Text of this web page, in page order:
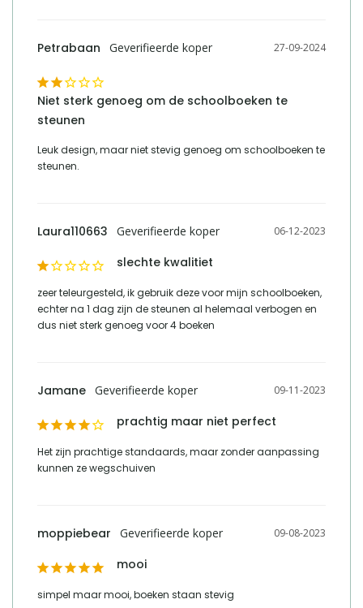
27-09-2024
Petrabaan
Niet sterk genoeg om de schoolboeken te
steunen
Leuk design, maar niet stevig genoeg om schoolboeken te
steunen.
06-12-2023
Laura110663
slechte kwalitiet
zeer teleurgesteld, ik gebruik deze voor mijn schoolboeken,
echter na 1 dag zijn de steunen al helemaal verbogen en
dus niet sterk genoeg voor 4 boeken
09-11-2023
Jamane
prachtig maar niet perfect
Het zijn prachtige standaards, maar zonder aanpassing
kunnen ze wegschuiven
09-08-2023
moppiebear
mooi
simpel maar mooi, boeken staan stevig